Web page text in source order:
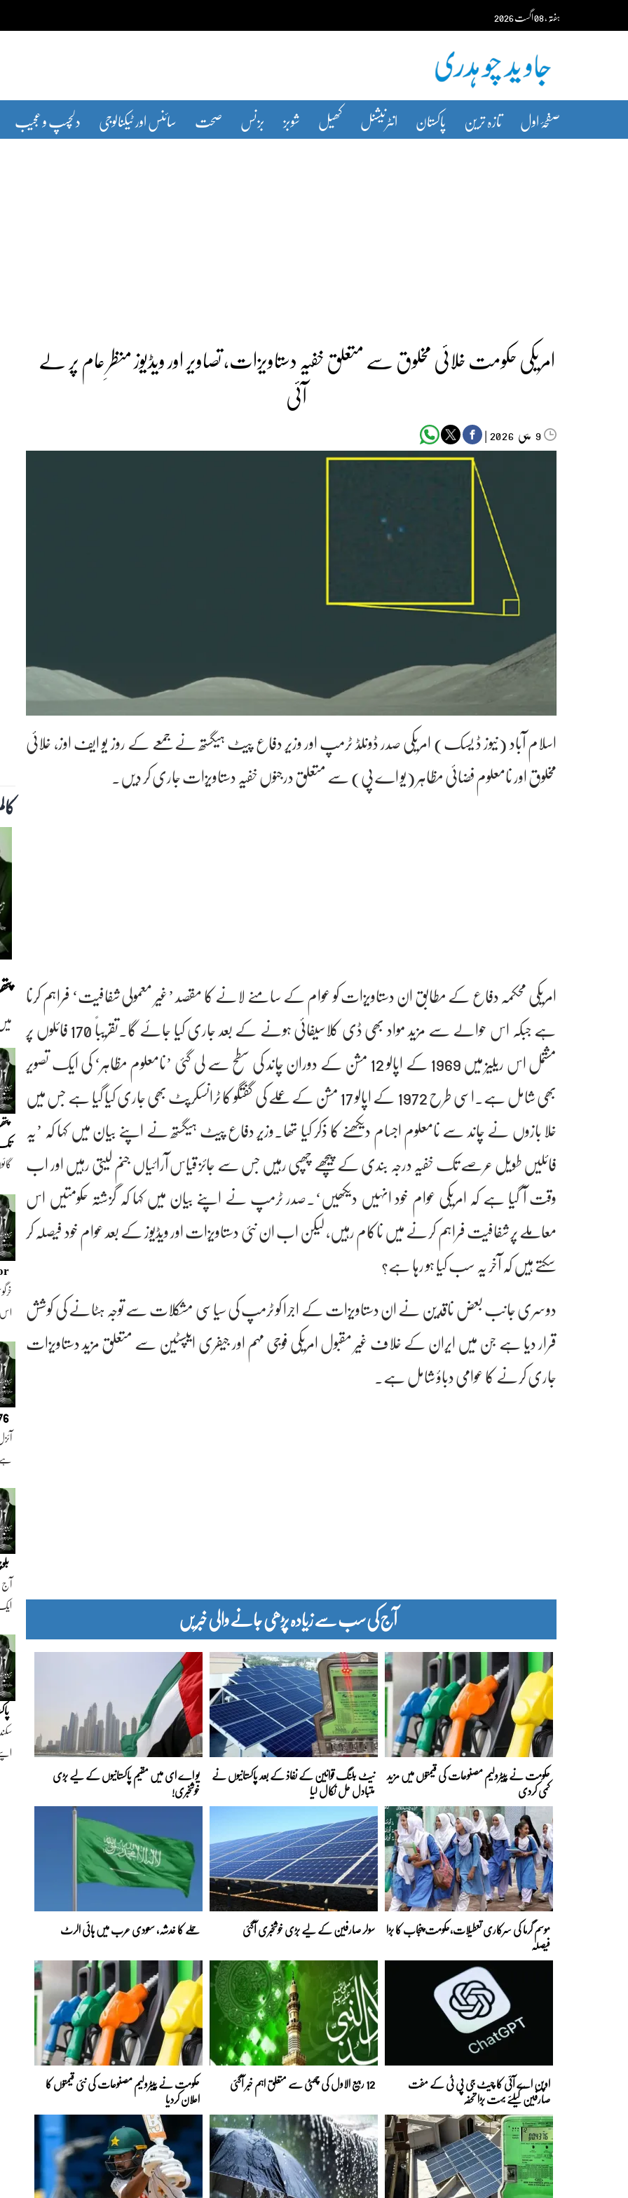
content ہفتہ‬‮،08اگست‬‮2026
صفحۂ اول تازہ ترین پاکستان انٹرنیشنل کھیل شوبز بزنس صحت سائنس اور ٹیکنالوجی دلچسپ و عجیب
امریکی حکومت خلائی مخلوق سے متعلق خفیہ دستاویزات، تصاویر اور ویڈیوز منظرِ عام پر لے
آئی
9مئی‬‮ |
اسلام آباد (نیوز ڈ یسک) امریکی صدر ڈونلڈ ٹرمپ اور وزیر دفاع پیٹ ہیگستھ نے جمعے کے روز یو ایف اوز، خلائی
مخلوق اور نامعلوم فضائی مظاہر (یو اے پی) سے متعلق درجنوں خفیہ دستاویزات جاری کر دیں۔
امریکی محکمہ دفاع کے مطابق ان دستاویزات کو عوام کے سامنے لانے کا مقصد ’غیر معمولی شفافیت‘ فراہم کرنا
ہے جبکہ اس حوالے سے مزید مواد بھی ڈی کلاسیفائی ہونے کے بعد جاری کیا جائے گا۔تقریباً 170 فائلوں پر
مشتمل اس ریلیز میں 1969 کے اپالو 12 مشن کے دوران چاند کی سطح سے لی گئی ’نامعلوم مظاہر‘ کی ایک تصویر
بھی شامل ہے۔اسی طرح 1972 کے اپالو 17 مشن کے عملے کی گفتگو کا ٹرانسکرپٹ بھی جاری کیا گیا ہے جس میں
خلا بازوں نے چاند سے نامعلوم اجسام دیکھنے کا ذکر کیا تھا۔وزیر دفاع پیٹ ہیگستھ نے اپنے بیان میں کہا کہ ’یہ
فائلیں طویل عرصے تک خفیہ درجہ بندی کے پیچھے چھپی رہیں جس سے جائز قیاس آرائیاں جنم لیتی رہیں اور اب
وقت آ گیا ہے کہ امریکی عوام خود انہیں دیکھیں‘۔صدر ٹرمپ نے اپنے بیان میں کہا کہ گزشتہ حکومتیں اس
معاملے پر شفافیت فراہم کرنے میں ناکام رہیں، لیکن اب ان نئی دستاویزات اور ویڈیوز کے بعد عوام خود فیصلہ کر
سکتے ہیں کہ آخر یہ سب کیا ہو رہا ہے؟
دوسری جانب بعض ناقدین نے ان دستاویزات کے اجرا کو ٹرمپ کی سیاسی مشکلات سے توجہ ہٹانے کی کوشش
قرار دیا ہے جن میں ایران کے خلاف غیر مقبول امریکی فوجی مہم اور جیفری ایپسٹین سے متعلق مزید دستاویزات
جاری کرنے کا عوامی دباؤ شامل ہے۔
آج کی سب سے زیادہ پڑھی جانے والی خبریں
حکومت نے پیٹرولیم مصنوعات کی قیمتوں میں مزید
کمی کردی
نیٹ بلنگ قوانین کے نفاذ کے بعد پاکستانیوں نے
متبادل حل نکال لیا
یو اے ای میں مقیم پاکستانیوں کے لیے بڑی
خوشخبری!
موسم گرما کی سرکاری تعطیلات،حکومت پنجاب کا بڑا
فیصلہ
سولر صارفین کے لیے بڑی خوشخبری آگئی حملے کا خدشہ، سعودی عرب میں ہائی الرٹ
اوپن اے آئی کا چیٹ جی پی ٹی کے مفت
صارفین کیلئے بہت بڑا تحفہ
12 ربیع الاول کی چھٹی سے متعلق اہم خبر آگئی حکومت نے پیٹرولیم مصنوعات کی نئی قیمتوں کا
اعلان کردیا